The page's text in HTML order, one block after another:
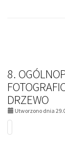
8.
DRZEWO
Utworzono dnia